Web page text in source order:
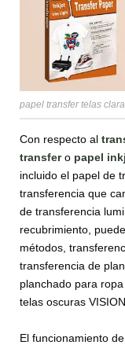
papel transfer telas
Con respecto al
transfero papel
incluido el papel de
transferencia que
de transferencia
recubrimiento,
métodos,
transferencia de
planchado para
telas oscuras
El funcionamiento